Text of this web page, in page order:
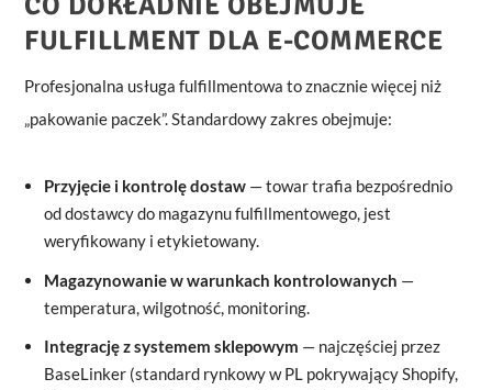
FULFILLMENT DLA E-COMMERCE
Profesjonalna usługa fulfillmentowa to znacznie więcej niż
„pakowanie paczek”. Standardowy zakres obejmuje:
Przyjęcie i kontrolę dostaw— towar trafia bezpośrednio
od dostawcy do magazynu fulfillmentowego, jest
weryfikowany i etykietowany.
Magazynowanie w warunkach kontrolowanych —
temperatura, wilgotność, monitoring.
Integrację z systemem sklepowym — najczęściej przez
BaseLinker (standard rynkowy w PL pokrywający Shopify,